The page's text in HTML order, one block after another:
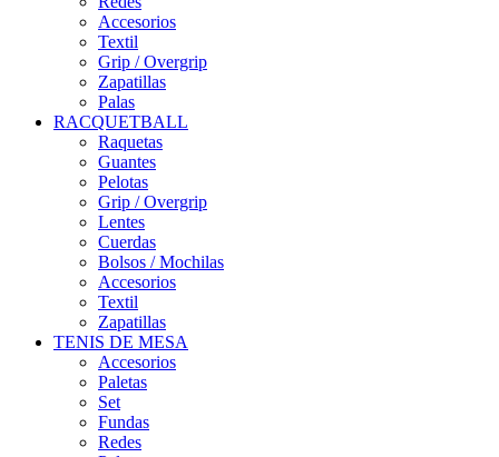
Accesorios
Textil
Grip / Overgrip
Zapatillas
Palas
RACQUETBALL
Raquetas
Guantes
Pelotas
Grip / Overgrip
Lentes
Cuerdas
Bolsos / Mochilas
Accesorios
Textil
Zapatillas
TENIS DE MESA
Accesorios
Paletas
Set
Fundas
Redes